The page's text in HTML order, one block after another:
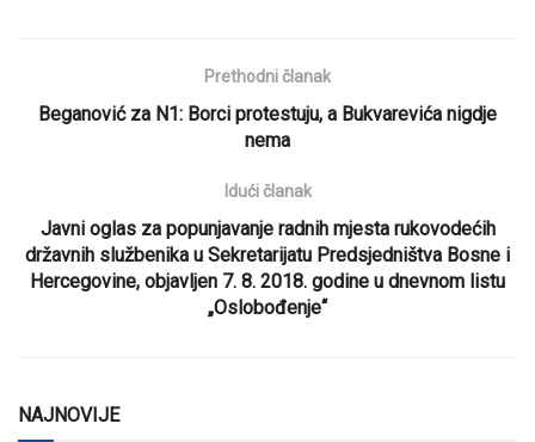
Prethodni članak
Beganović za N1: Borci protestuju, a Bukvarevića nigdje
nema
Idući članak
Javni oglas za popunjavanje radnih mjesta rukovodećih
državnih službenika u Sekretarijatu Predsjedništva Bosne i
Hercegovine, objavljen 7. 8. 2018. godine u dnevnom listu
„Oslobođenje“
NAJNOVIJE